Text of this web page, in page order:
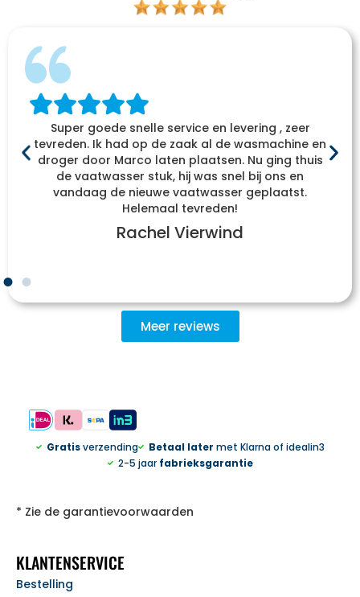
Super goede snelle service en levering , zeer
tevreden. Ik had op de zaak al de wasmachine en
droger door Marco laten plaatsen. Nu ging thuis
de vaatwasser stuk, hij was snel bij ons en
vandaag de nieuwe vaatwasser geplaatst.
Helemaal tevreden!
Rachel Vierwind
Meer reviews
Gratisverzending Betaal later met Klarna of idealin3
2-5 jaar fabrieksgarantie
* Zie de garantievoorwaarden
KLANTENSERVICE
Bestelling